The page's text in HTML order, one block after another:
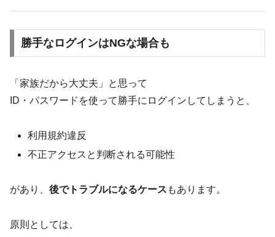
勝手なログインはNGな場合も
「家族だから大丈夫」と思って
ID・パスワードを使って勝手にログインしてしまうと、
利用規約違反
不正アクセスと判断される可能性
があり、 後でトラブルになるケース もあります。
原則としては、